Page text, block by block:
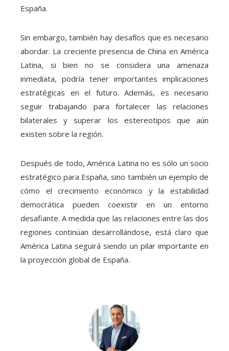
España.
Sin embargo, también hay desafíos que es necesario
abordar. La creciente presencia de China en América
Latina, si bien no se considera una amenaza
inmediata, podría tener importantes implicaciones
estratégicas en el futuro. Además, es necesario
seguir trabajando para fortalecer las relaciones
bilaterales y superar los estereotipos que aún
existen sobre la región.
Después de todo, América Latina no es sólo un socio
estratégico para España, sino también un ejemplo de
cómo el crecimiento económico y la estabilidad
democrática pueden coexistir en un entorno
desafiante. A medida que las relaciones entre las dos
regiones continúan desarrollándose, está claro que
América Latina seguirá siendo un pilar importante en
la proyección global de España.